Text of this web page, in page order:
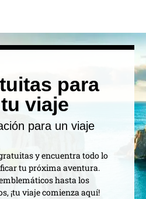
para
viaje
para un viaje
y encuentra todo lo
tu próxima aventura.
hasta los
¡tu viaje comienza aquí!